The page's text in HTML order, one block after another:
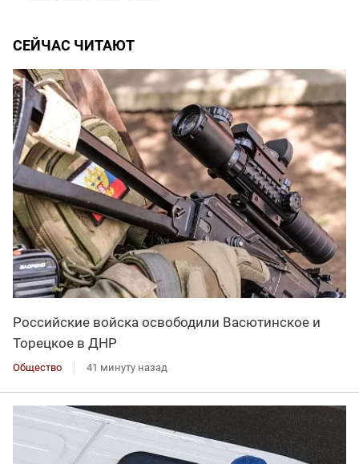
СЕЙЧАС ЧИТАЮТ
Российские войска освободили Васютинское и
Торецкое в ДНР
Общество 41 минуту назад